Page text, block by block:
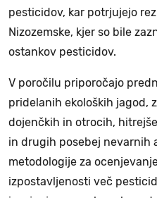
pesticidov, kar potrjujejo
Nizozemske, kjer so bile
ostankov pesticidov.
V poročilu priporočajo
pridelanih ekoloških jagod,
dojenčkih in otrocih,
in drugih posebej nevarnih
metodologije za
izpostavljenosti več